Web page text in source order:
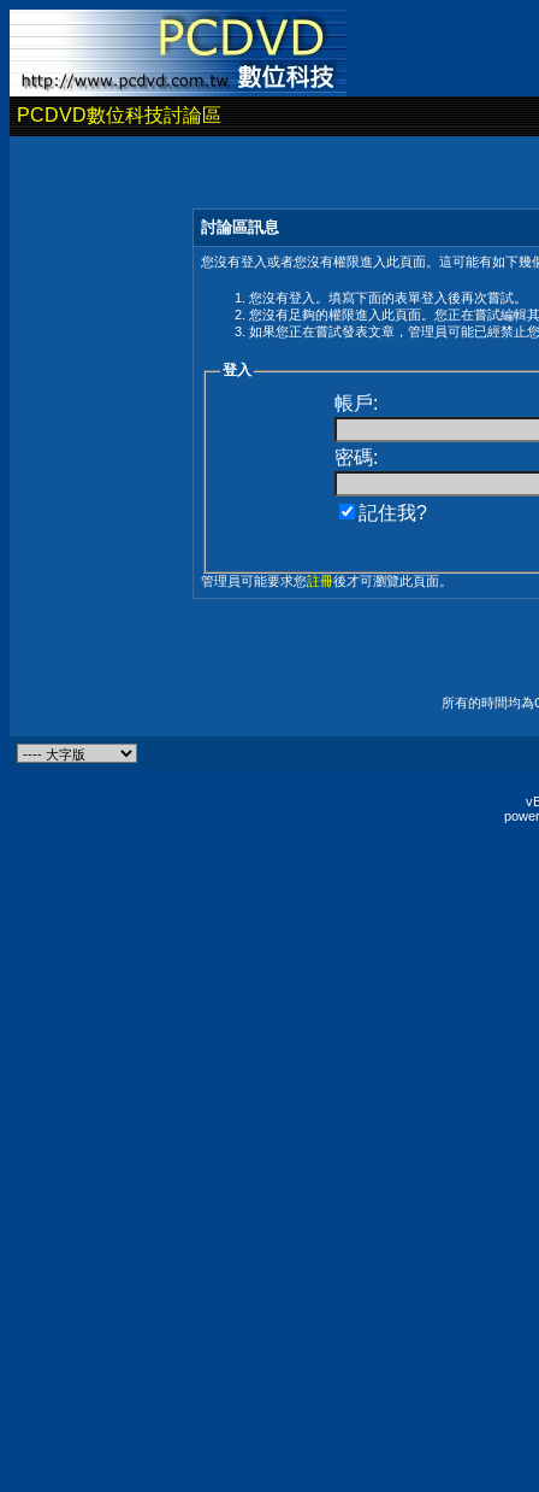
PCDVD數位科技討論區
討論區訊息
您沒有登入或者您沒有權限進入此頁面。這可能有如下幾
您沒有登入。填寫下面的表單登入後再次嘗試。
您沒有足夠的權限進入此頁面。您正在嘗試編輯
如果您正在嘗試發表文章，管理員可能已經禁止
登入
帳戶:
密碼:
記住我?
管理員可能要求您註冊後才可瀏覽此頁面。
所有的時間均為